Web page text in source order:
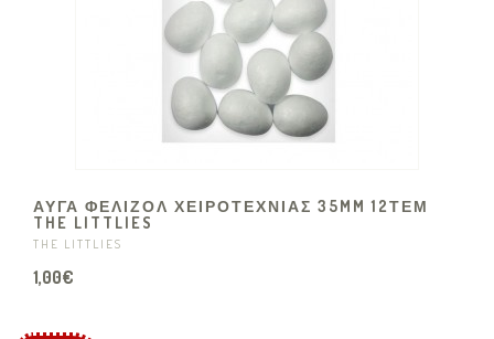
ΑΥΓΑ ΦΕΛΙΖΟΛ ΧΕΙΡΟΤΕΧΝΙΑΣ 35MM 12ΤΕΜ
THE LITTLIES
THE LITTLIES
1,00€